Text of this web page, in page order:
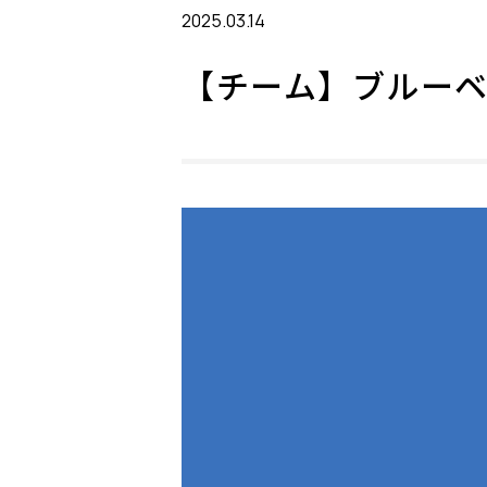
2025.03.14
【チーム】ブルー